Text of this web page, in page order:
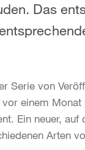
Das
Serie von
einem
Ein neuer,
Arten